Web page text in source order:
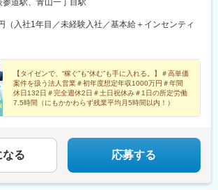
参道駅、青山一丁目駅
（入社1年目／未経験入社／基本給＋インセンティ
【タイゼンで、“稼ぐ”も“休む”も手に入れる。】＃高単価
案件を扱う法人営業＃初年度想定年収1000万円＃年間
休日132日＃完全週休2日＃土日祝休み＃1日の所定労働
7.5時間（にもかかわらず残業平均月5時間以内！）
なる 応募する